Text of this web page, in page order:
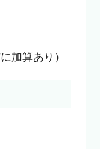
加算あり）